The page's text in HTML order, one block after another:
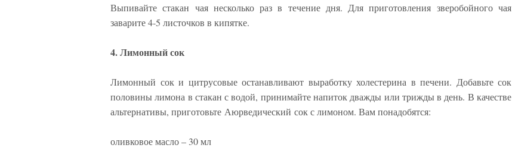
Выпивайте стакан чая несколько раз в течение дня. Для приготовления зверобойного чая
заварите 4-5 листочков в кипятке.
4. Лимонный сок
Лимонный сок и цитрусовые останавливают выработку холестерина в печени. Добавьте сок
половины лимона в стакан с водой, принимайте напиток дважды или трижды в день. В качестве
альтернативы, приготовьте Аюрведический сок с лимоном. Вам понадобятся:
оливковое масло – 30 мл